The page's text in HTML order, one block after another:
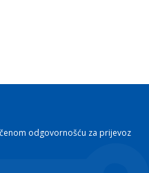
odgovornošću za prijevoz